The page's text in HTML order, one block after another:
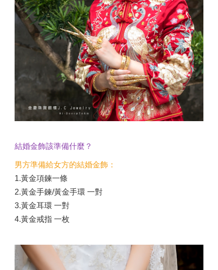
結婚金飾該準備什麼？
男方準備給女方的結婚金飾：
1.黃金項鍊一條
2.黃金手鍊/黃金手環 一對
3.黃金耳環 一對
4.黃金戒指 一枚